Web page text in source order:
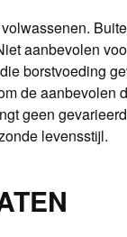
aanbevolen
borstvoeding
de aanbevolen
geen
levensstijl.